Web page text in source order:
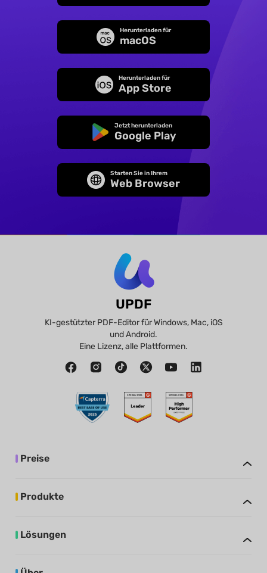
Herunterladen für
macOS
Herunterladen für
App Store
Jetzt herunterladen
Google Play
Starten Sie in Ihrem
Web Browser
UPDF
KI-gestützter PDF-Editor für Windows, Mac, iOS
und Android.
Eine Lizenz, alle Plattformen.
Preise
Produkte
Lösungen